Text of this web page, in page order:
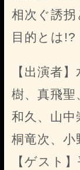
相次ぐ誘
目的とは!?
【出演者
樹、真飛聖
和久、山中
桐竜次、小
【ゲスト